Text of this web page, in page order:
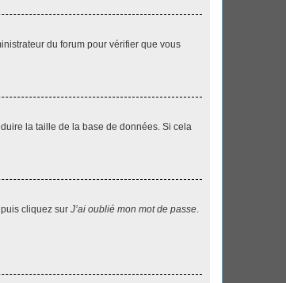
du forum pour vérifier que vous
la taille de la base de données. Si cela
cliquez sur J’ai oublié mon mot de passe.